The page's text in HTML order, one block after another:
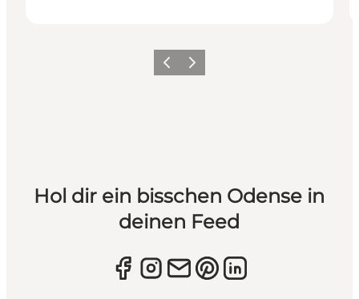
ZurückWeiter
Hol dir ein bisschen Odense in
deinen Feed